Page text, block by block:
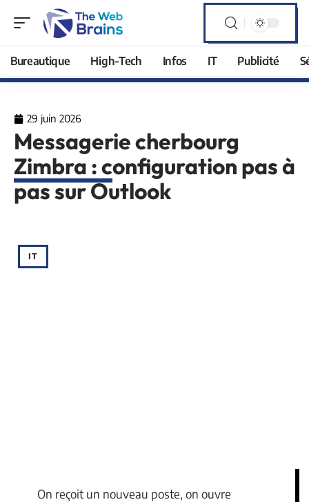
Bureautique High-Tech Infos IT Publicité
29 juin 2026
Messagerie cherbourg
Zimbra : configuration pas à
pas sur Outlook
IT
On reçoit un nouveau poste, on ouvre